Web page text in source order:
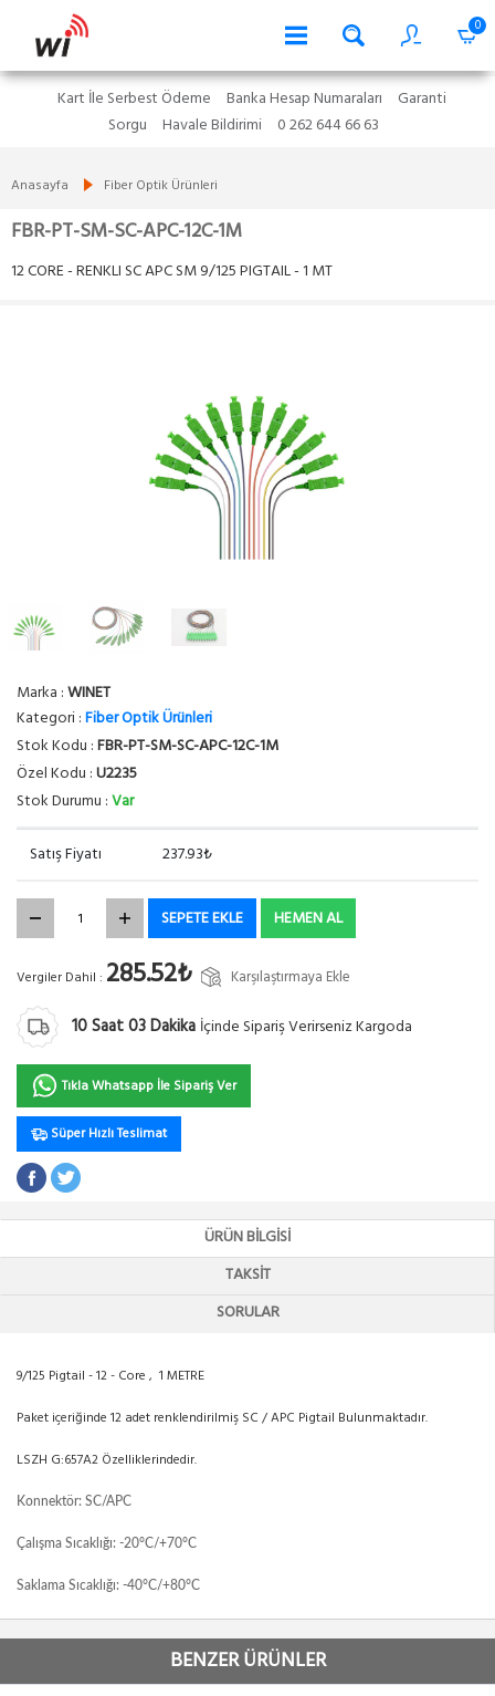
0
Kart İle Serbest Ödeme Banka Hesap Numaraları
Garanti
Sorgu
Havale Bildirimi 0 262 644 66 63
Anasayfa Fiber Optik Ürünleri
FBR-PT-SM-SC-APC-12C-1M
12 CORE - RENKLI SC APC SM 9/125 PIGTAIL - 1 MT
Marka :WINET
Kategori :Fiber Optik Ürünleri
Stok Kodu :FBR-PT-SM-SC-APC-12C-1M
Özel Kodu :U2235
Stok Durumu :Var
Satış Fiyatı 237.93₺
SEPETE EKLE HEMEN AL
Vergiler Dahil : 285.52₺ Karşılaştırmaya Ekle
10Saat03Dakika İçinde Sipariş Verirseniz Kargoda
Tıkla Whatsapp İle Sipariş Ver
Süper Hızlı Teslimat
ÜRÜN BILGISI
TAKSIT
SORULAR
9/125 Pigtail - 12 - Core , 1 METRE
Paket içeriğinde 12 adet renklendirilmiş SC / APC Pigtail Bulunmaktadır.
LSZH G:657A2 Özelliklerindedir.
Konnektör: SC/APC
Çalışma Sıcaklığı: -20°C/+70°C
Saklama Sıcaklığı: -40°C/+80°C
BENZER ÜRÜNLER